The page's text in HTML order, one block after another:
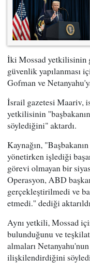
İki Mossad yetkilisinin
güvenlik yapılanması
Gofman ve
İsrail gazetesi Maariv,
yetkilisinin
söylediğini" aktardı.
Kaynağın,
yönetirken işlediği
görevi olmayan bir
Operasyon, ABD
gerçekleştirilmedi ve
etmedi." dediği
Aynı yetkili, Mossad
bulunduğunu ve
almaları
ilişkilendirdiğini